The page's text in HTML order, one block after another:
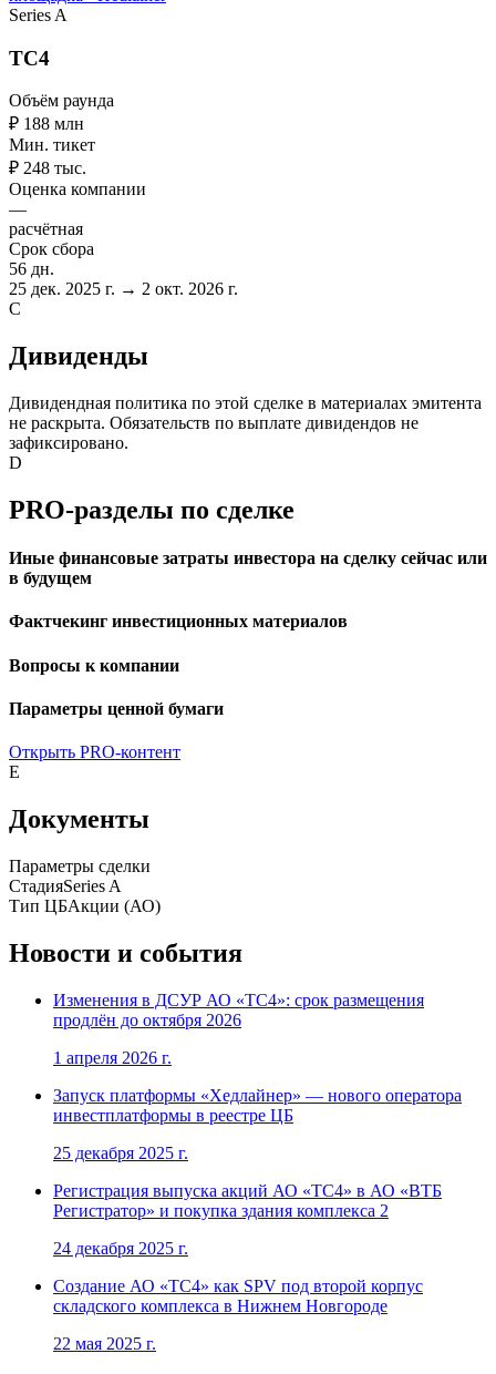
Series A
ТС4
Объём раунда
₽ 188 млн
Мин. тикет
₽ 248 тыс.
Оценка компании
—
расчётная
Срок сбора
56 дн.
25 дек. 2025 г. → 2 окт. 2026 г.
C
Дивиденды
Дивидендная политика по этой сделке в материалах эмитента
не раскрыта. Обязательств по выплате дивидендов не
зафиксировано.
D
PRO-разделы по сделке
Иные финансовые затраты инвестора на сделку сейчас или
в будущем
Фактчекинг инвестиционных материалов
Вопросы к компании
Параметры ценной бумаги
Открыть PRO-контент
E
Документы
Параметры сделки
СтадияSeries A
Тип ЦБАкции (АО)
Новости и события
Изменения в ДСУР АО «ТС4»: срок размещения
продлён до октября 2026
1 апреля 2026 г.
Запуск платформы «Хедлайнер» — нового оператора
инвестплатформы в реестре ЦБ
25 декабря 2025 г.
Регистрация выпуска акций АО «ТС4» в АО «ВТБ
Регистратор» и покупка здания комплекса 2
24 декабря 2025 г.
Создание АО «ТС4» как SPV под второй корпус
складского комплекса в Нижнем Новгороде
22 мая 2025 г.